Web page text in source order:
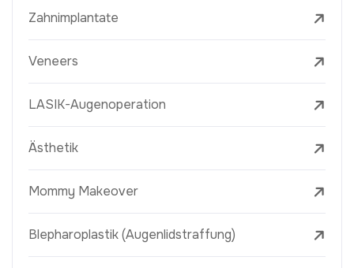
Zahnimplantate
Veneers
LASIK-Augenoperation
Ästhetik
Mommy Makeover
Blepharoplastik (Augenlidstraffung)